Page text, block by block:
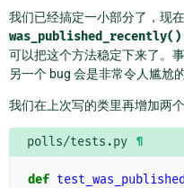
我们已经搞定一小部分了，现
was_published_recently()
可以把这个方法稳定下来了。
另一个 bug 会是非常令人尴尬的
我们在上次写的类里再增加两
polls/tests.py ¶
def